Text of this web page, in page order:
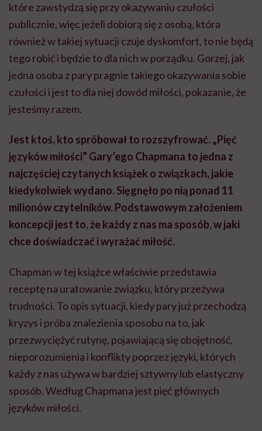
które zawstydzą się przy okazywaniu czułości
publicznie, więc jeżeli dobiorą się z osobą, która
również w takiej sytuacji czuje dyskomfort, to nie będą
tego robić i będzie to dla nich w porządku. Gorzej, jak
jedna osoba z pary pragnie takiego okazywania sobie
czułości i jest to dla niej dowód miłości, pokazanie, że
jesteśmy razem.
Jest ktoś, kto spróbował to rozszyfrować. „Pięć
języków miłości” Gary’ego Chapmana to jedna z
najczęściej czytanych książek o związkach, jakie
kiedykolwiek wydano. Sięgnęło po nią ponad 11
milionów czytelników. Podstawowym założeniem
koncepcji jest to, że każdy z nas ma sposób, w jaki
chce doświadczać i wyrażać miłość.
Chapman w tej książce właściwie przedstawia
receptę na uratowanie związku, który przeżywa
trudności. To opis sytuacji, kiedy pary już przechodzą
kryzys i próba znalezienia sposobu na to, jak
przezwyciężyć rutynę, pojawiającą się obojętność,
nieporozumienia i konflikty poprzez języki, których
każdy z nas używa w bardziej sztywny lub elastyczny
sposób. Według Chapmana jest pięć głównych
języków miłości.